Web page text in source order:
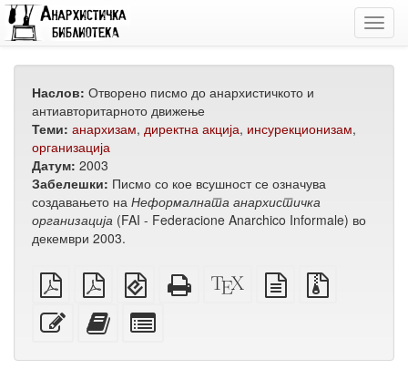
Наслов: Отворено писмо до анархистичкото и
антиавторитарното движење
Теми: анархизам, директна акција, инсурекционизам,
организација
Датум: 2003
Забелешки: Писмо со кое всушност се означува
создавањето на Неформалната анархистичка
организација (FAI - Federacione Anarchico Informale) во
декември 2003.
обичен
PDF
А4
PDF
печатење
EPUB
(за
мобилни
уреди)
Целосен
HTML
XeLaTeX
извор
изворот
Уреди
текст
Додади
текст
за